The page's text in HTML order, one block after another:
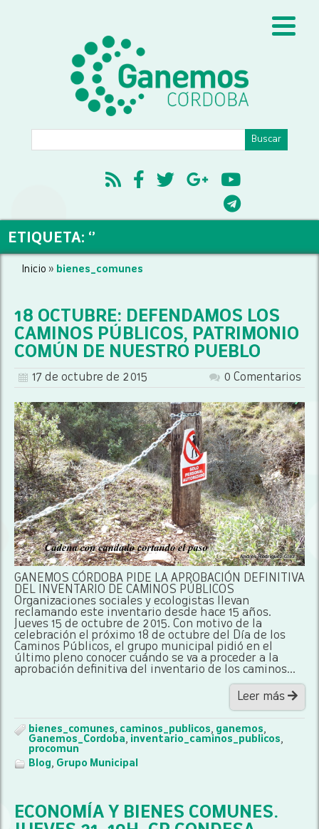
ETIQUETA: ‘’
Inicio » bienes_comunes
18 OCTUBRE: DEFENDAMOS LOS
CAMINOS PÚBLICOS, PATRIMONIO
COMÚN DE NUESTRO PUEBLO
17 de octubre de 2015 0 Comentarios
GANEMOS CÓRDOBA PIDE LA APROBACIÓN DEFINITIVA
DEL INVENTARIO DE CAMINOS PÚBLICOS
Organizaciones sociales y ecologistas llevan
reclamando este inventario desde hace 15 años.
Jueves 15 de octubre de 2015. Con motivo de la
celebración el próximo 18 de octubre del Día de los
Caminos Públicos, el grupo municipal pidió en el
último pleno conocer cuándo se va a proceder a la
aprobación definitiva del inventario de los caminos...
Leer más
bienes_comunes, caminos_publicos, ganemos,
Ganemos_Cordoba, inventario_caminos_publicos,
procomun
Blog, Grupo Municipal
ECONOMÍA Y BIENES COMUNES.